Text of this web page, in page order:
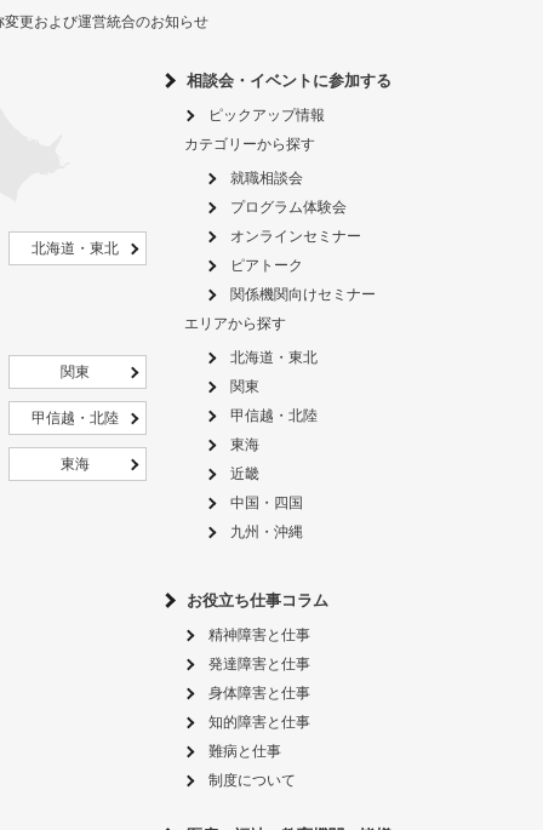
更および運営統合のお知らせ
北海道・東北
関東
甲信越・北陸
東海
相談会・イベントに参加する
ピックアップ情報
カテゴリーから探す
就職相談会
プログラム体験会
オンラインセミナー
ピアトーク
関係機関向けセミナー
エリアから探す
北海道・東北
関東
甲信越・北陸
東海
近畿
中国・四国
九州・沖縄
お役立ち仕事コラム
精神障害と仕事
発達障害と仕事
身体障害と仕事
知的障害と仕事
難病と仕事
制度について